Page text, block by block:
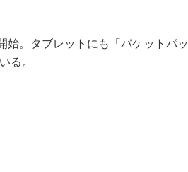
。タブレットにも「パケットパッ
る。